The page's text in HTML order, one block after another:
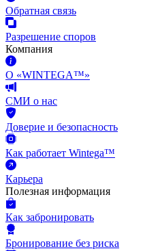
Обратная связь
Разрешение споров
Компания
О «WINTEGA™»
СМИ о нас
Доверие и безопасность
Как работает Wintega™
Карьера
Полезная информация
Как забронировать
Бронирование без риска